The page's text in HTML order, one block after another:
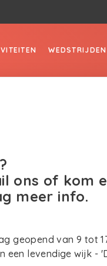
WEDSTRIJDEN
ons of kom
meer info.
geopend van 9 tot
een levendige wijk -